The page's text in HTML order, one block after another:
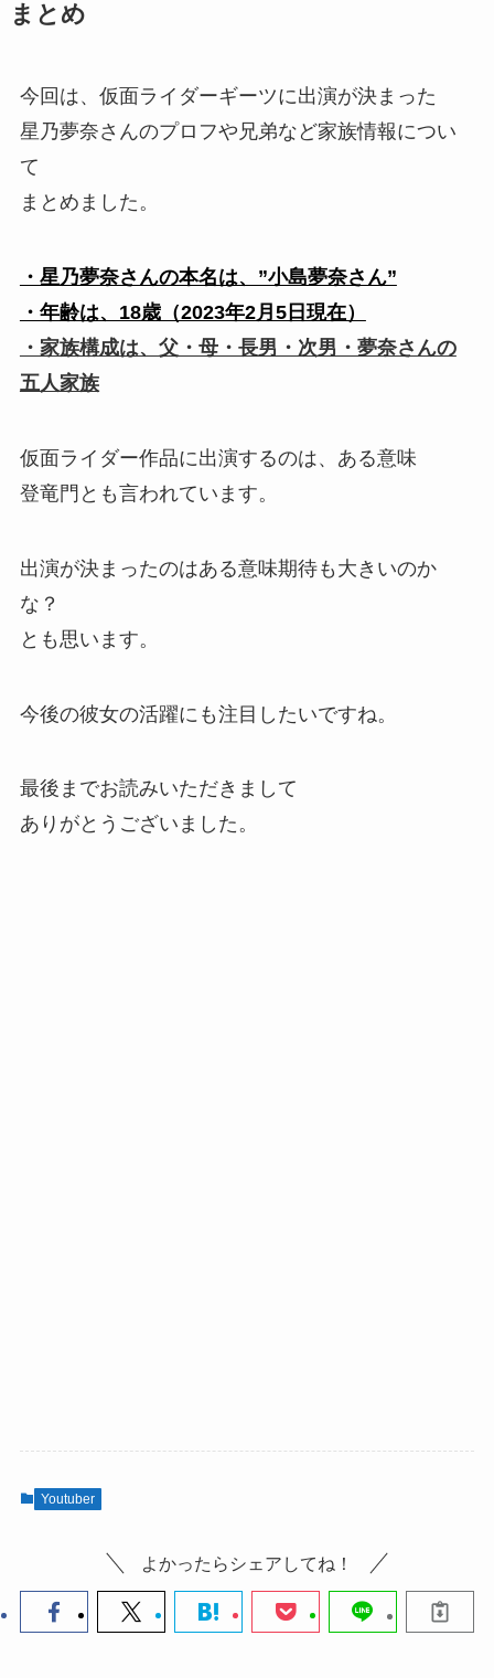
まとめ
今回は、仮面ライダーギーツに出演が決まった
星乃夢奈さんのプロフや兄弟など家族情報につい
て
まとめました。
・星乃夢奈さんの本名は、”小島夢奈さん”
・年齢は、18歳（2023年2月5日現在）
・家族構成は、父・母・長男・次男・夢奈さんの
五人家族
仮面ライダー作品に出演するのは、ある意味
登竜門とも言われています。
出演が決まったのはある意味期待も大きいのか
な？
とも思います。
今後の彼女の活躍にも注目したいですね。
最後までお読みいただきまして
ありがとうございました。
Youtuber
よかったらシェアしてね！